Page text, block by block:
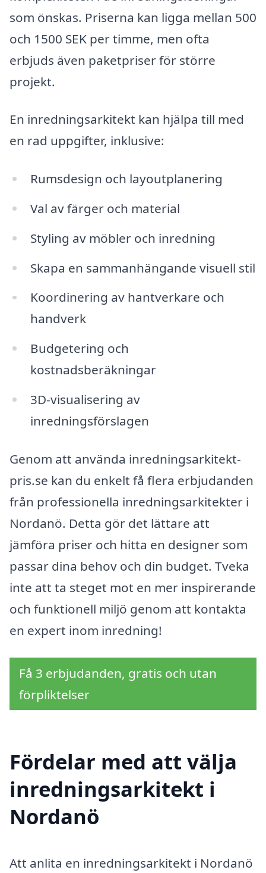
som önskas. Priserna kan ligga mellan 500
och 1500 SEK per timme, men ofta
erbjuds även paketpriser för större
projekt.
En inredningsarkitekt kan hjälpa till med
en rad uppgifter, inklusive:
Rumsdesign och layoutplanering
Val av färger och material
Styling av möbler och inredning
Skapa en sammanhängande visuell stil
Koordinering av hantverkare och
handverk
Budgetering och
kostnadsberäkningar
3D-visualisering av
inredningsförslagen
Genom att använda inredningsarkitekt-
pris.se kan du enkelt få flera erbjudanden
från professionella inredningsarkitekter i
Nordanö. Detta gör det lättare att
jämföra priser och hitta en designer som
passar dina behov och din budget. Tveka
inte att ta steget mot en mer inspirerande
och funktionell miljö genom att kontakta
en expert inom inredning!
Få 3 erbjudanden, gratis och utan
förpliktelser
Fördelar med att välja
inredningsarkitekt i
Nordanö
Att anlita en inredningsarkitekt i Nordanö